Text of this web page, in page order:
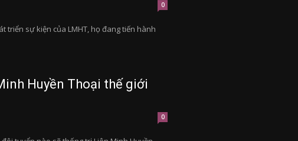
0
triển sự kiện của LMHT, họ đang tiến hành
Huyền Thoại thế giới
0